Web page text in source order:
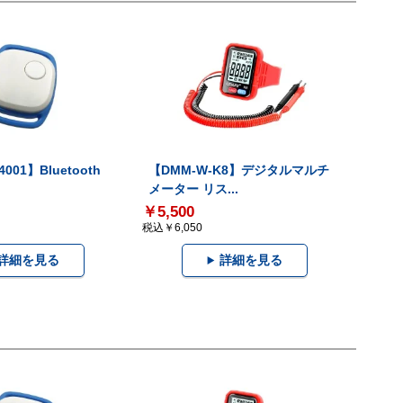
】Bluetooth
細を見る
【DMM-W-K8】デジタルマルチ
メーター リス...
￥5,500
税込￥6,050
詳細を見る